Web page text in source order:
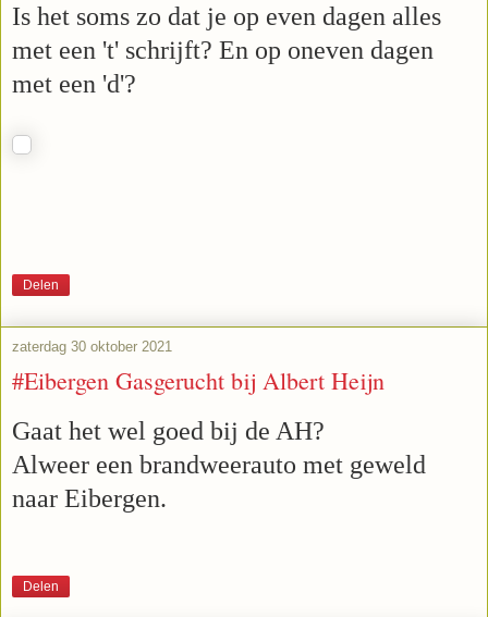
Is het soms zo dat je op even dagen alles
met een 't' schrijft? En op oneven dagen
met een 'd'?
Delen
zaterdag 30 oktober 2021
#Eibergen Gasgerucht bij Albert Heijn
Gaat het wel goed bij de AH?
Alweer een brandweerauto met geweld
naar Eibergen.
Delen